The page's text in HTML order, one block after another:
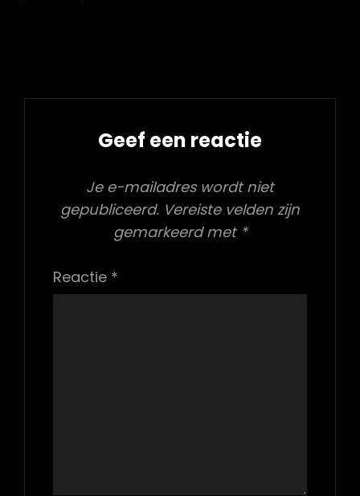
Geef een reactie
Je e-mailadres wordt niet
gepubliceerd. Vereiste velden zijn
gemarkeerd met *
Reactie *